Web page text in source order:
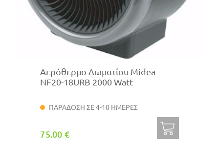
Αερόθερμο Δωματίου Midea
NF20-18URB 2000 Watt
ΠΑΡΑΔΟΣΗ ΣΕ 4-10 ΗΜΕΡΕΣ
75.00 €